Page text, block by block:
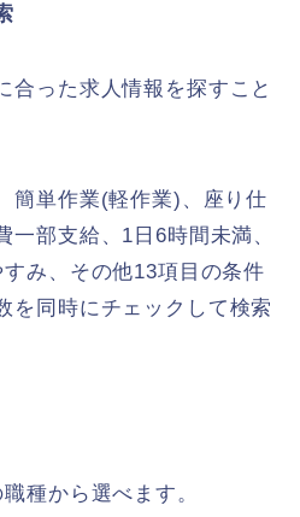
合った求人情報を探すこと
簡単作業(軽作業)、座り仕
一部支給、1日6時間未満、
み、その他13項目の条件
を同時にチェックして検索
種から選べます。